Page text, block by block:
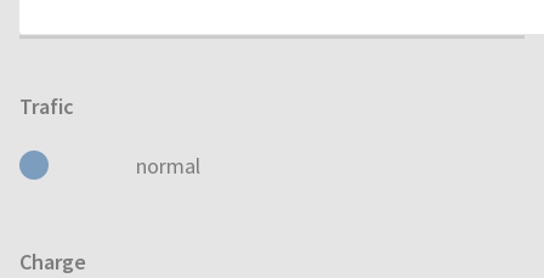
Trafic
normal
Charge